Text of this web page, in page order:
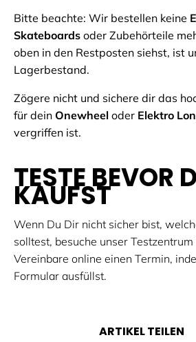
Bitte beachte: Wir bestellen keine
Skateboards oder Zubehörteile
oben in den Restposten siehst, ist
Lagerbestand.
Zögere nicht und sichere dir das
für dein Onewheel oder Elektro
vergriffen ist.
TESTE BEVOR
KAUFST
Wenn Du Dir nicht sicher bist,
solltest, besuche unser
Vereinbare online einen Termin,
Formular ausfüllst.
ARTIKEL TEILEN